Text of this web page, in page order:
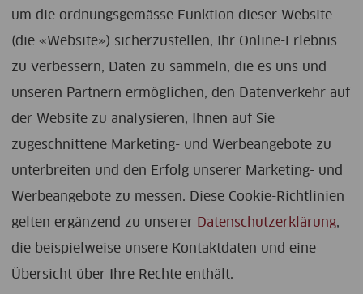
um die ordnungsgemässe Funktion dieser Website
(die «Website») sicherzustellen, Ihr Online-Erlebnis
zu verbessern, Daten zu sammeln, die es uns und
unseren Partnern ermöglichen, den Datenverkehr auf
der Website zu analysieren, Ihnen auf Sie
zugeschnittene Marketing- und Werbeangebote zu
unterbreiten und den Erfolg unserer Marketing- und
Werbeangebote zu messen. Diese Cookie-Richtlinien
gelten ergänzend zu unserer
Datenschutzerklärung,
die beispielweise unsere Kontaktdaten und eine
Übersicht über Ihre Rechte enthält.